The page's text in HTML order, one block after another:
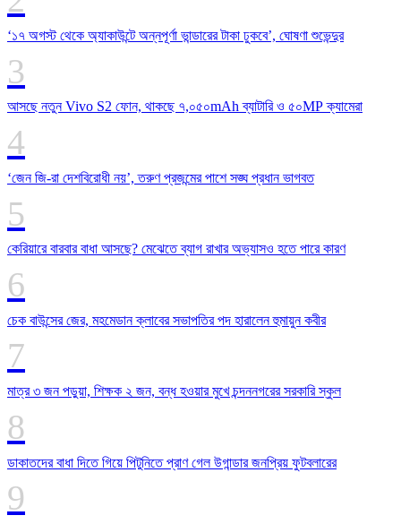
‘১৭ অগস্ট থেকে অ্যাকাউন্টে অন্নপূর্ণা ভান্ডারের টাকা ঢুকবে’, ঘোষণা শুভেন্দুর
আসছে নতুন Vivo S2 ফোন, থাকছে ৭,০৫০mAh ব্যাটারি ও ৫০MP ক্যামেরা
‘জেন জি-রা দেশবিরোধী নয়’, তরুণ প্রজন্মের পাশে সঙ্ঘ প্রধান ভাগবত
কেরিয়ারে বারবার বাধা আসছে? মেঝেতে ব্যাগ রাখার অভ্যাসও হতে পারে কারণ
চেক বাউন্সের জের, মহমেডান ক্লাবের সভাপতির পদ হারালেন হুমায়ুন কবীর
মাত্র ৩ জন পড়ুয়া, শিক্ষক ২ জন, বন্ধ হওয়ার মুখে চন্দননগরের সরকারি স্কুল
ডাকাতদের বাধা দিতে গিয়ে পিটুনিতে প্রাণ গেল উগান্ডার জনপ্রিয় ফুটবলারের